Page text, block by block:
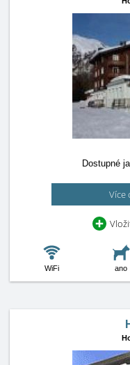
Dostupné
Více
WiFi ano